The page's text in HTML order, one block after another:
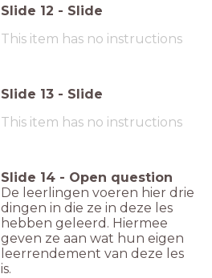
Slide 12 - Slide
This item has no instructions
Slide 13 - Slide
This item has no instructions
Slide 14 - Open question
De leerlingen voeren hier drie
dingen in die ze in deze les
hebben geleerd. Hiermee
geven ze aan wat hun eigen
leerrendement van deze les
is.